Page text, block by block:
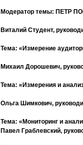
Модератор темы: П ЕТР
Виталий Студент,
Тема: «Измерение
Михаил Дорошевич,
Тема: «Измерения и
Ольга Шимкович,
Тема: «Мониторинг и
Павел Граблевский,